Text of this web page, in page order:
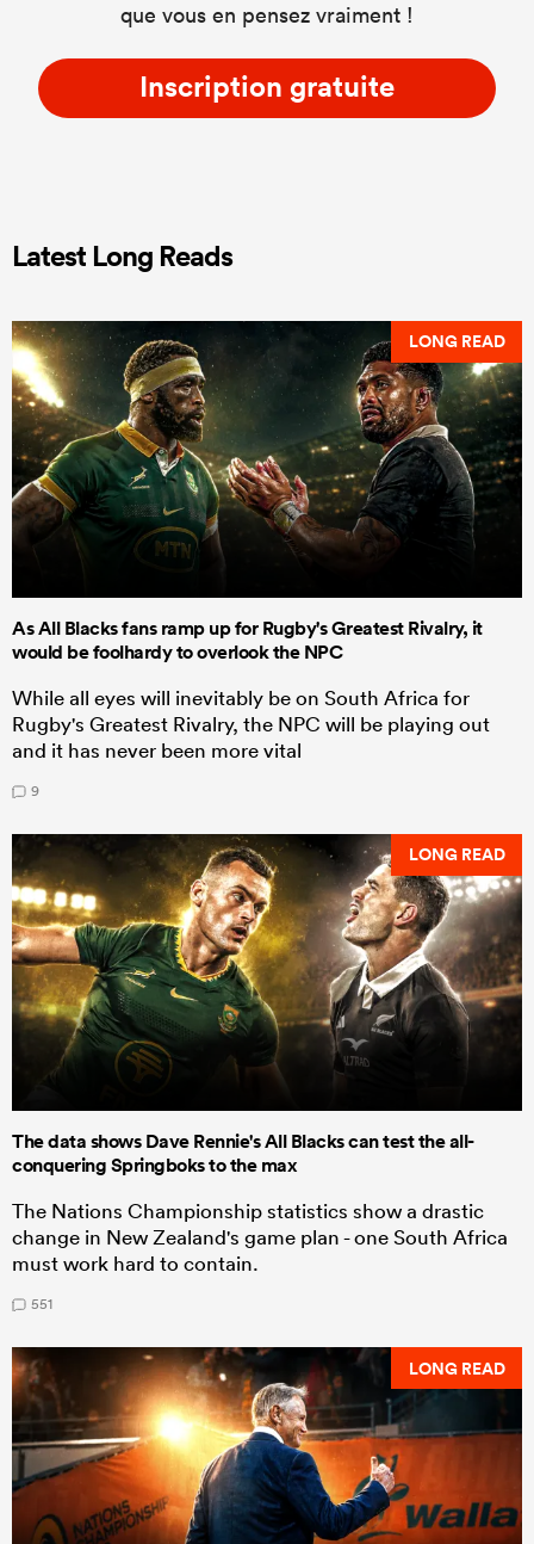
que vous en pensez vraiment !
Inscription gratuite
Latest Long Reads
LONG READ
As All Blacks fans ramp up for Rugby's Greatest Rivalry, it
would be foolhardy to overlook the NPC
While all eyes will inevitably be on South Africa for
Rugby's Greatest Rivalry, the NPC will be playing out
and it has never been more vital
9
LONG READ
The data shows Dave Rennie's All Blacks can test the all-
conquering Springboks to the max
The Nations Championship statistics show a drastic
change in New Zealand's game plan - one South Africa
must work hard to contain.
551
LONG READ